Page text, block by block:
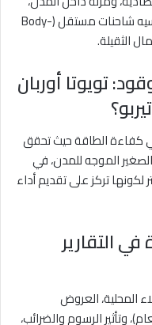
بينما سيارات الـ SUV الكبيرة تبنى على شاسيه شاحنات مستقل (Body-
تويوتا أوربان
كفاءة الطاقة حيث تحقق
الصغير الموجه للمدن، في
تيربو معدل 16.8 كم/لتر لكونها تركز على تقديم أداء
التقارير
المحلية، العروض
وتأثير الرسوم والضرائب،